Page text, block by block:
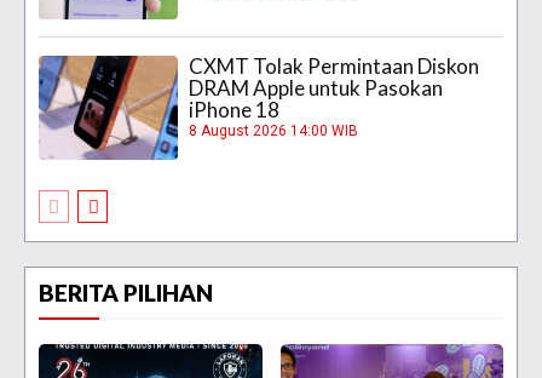
CXMT Tolak Permintaan Diskon
DRAM Apple untuk Pasokan
iPhone 18
8 August 2026 14:00 WIB
BERITA PILIHAN